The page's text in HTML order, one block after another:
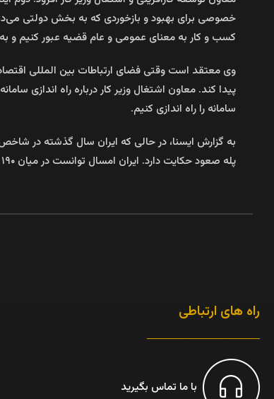
خصوصی برای بهبود و بازخوردی که به بخش دولتی
کسب و کار به معنای عمومی و عام قضیه عبور کنیم و
وی معتقد است وقتی فضای ارتباطات بین المللی
پیدا کند. معاون اشتغال وزیر کار درباره راه اندازی
سامانه را راه اندازی کنیم.
پله صعود حکایت دارد. ایران امسال توانست در میان ۱۹۰ کشور جهان و با وجود فشارهای اقتصادی،تلاطم بازارهای داخلی و نوسان نرخ ارز رتبه خود را یک پله بهبود بخشد.
راه های ارتباطی
با ما تماس بگیرید